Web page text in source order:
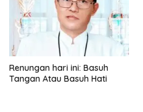
Renungan hari ini: Basuh
Tangan Atau Basuh Hati